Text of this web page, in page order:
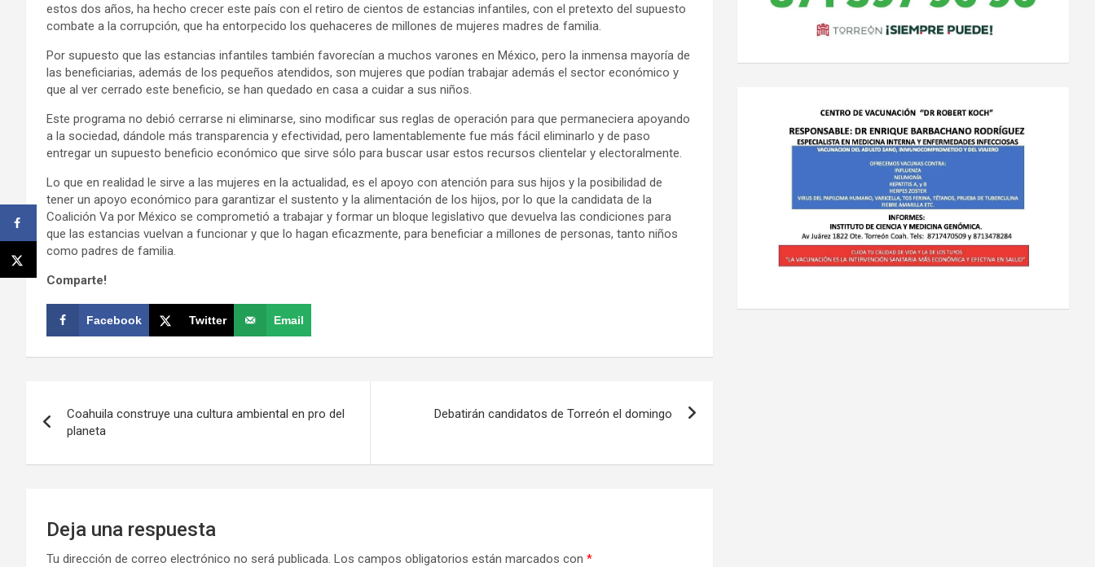
estos dos años, ha hecho crecer este país con el retiro de cientos de estancias infantiles, con el pretexto del supuesto
combate a la corrupción, que ha entorpecido los quehaceres de millones de mujeres madres de familia.
Por supuesto que las estancias infantiles también favorecían a muchos varones en México, pero la inmensa mayoría de
las beneficiarias, además de los pequeños atendidos, son mujeres que podían trabajar además el sector económico y
que al ver cerrado este beneficio, se han quedado en casa a cuidar a sus niños.
Este programa no debió cerrarse ni eliminarse, sino modificar sus reglas de operación para que permaneciera apoyando
a la sociedad, dándole más transparencia y efectividad, pero lamentablemente fue más fácil eliminarlo y de paso
entregar un supuesto beneficio económico que sirve sólo para buscar usar estos recursos clientelar y electoralmente.
Lo que en realidad le sirve a las mujeres en la actualidad, es el apoyo con atención para sus hijos y la posibilidad de
tener un apoyo económico para garantizar el sustento y la alimentación de los hijos, por lo que la candidata de la
Coalición Va por México se comprometió a trabajar y formar un bloque legislativo que devuelva las condiciones para
que las estancias vuelvan a funcionar y que lo hagan eficazmente, para beneficiar a millones de personas, tanto niños
como padres de familia.
Comparte!
Facebook Twitter Email
de
entradas
Coahuila construye una cultura ambiental en pro del
planeta
Debatirán candidatos de Torreón el domingo
Deja una respuesta
Tu dirección de correo electrónico no será publicada. Los campos obligatorios están marcados con *